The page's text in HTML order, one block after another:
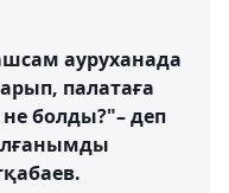
ауруханада
палатаға
болды?"– деп